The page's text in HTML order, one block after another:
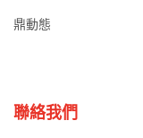
鼎動態
聯絡我們